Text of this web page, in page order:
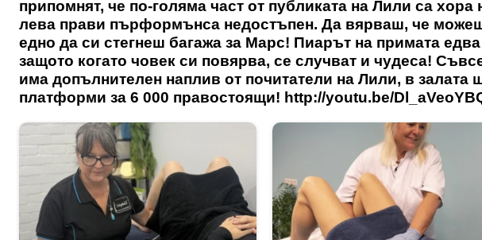
припомнят, че по-голяма част от публиката на Лили са хора
лева прави пърформънса недостъпен. Да вярваш, че
едно да си стегнеш багажа за Марс! Пиарът на примата
защото когато човек си повярва, се случват и чудеса!
има допълнителен наплив от почитатели на Лили, в залата
платформи за 6 000 правостоящи! http://youtu.be/